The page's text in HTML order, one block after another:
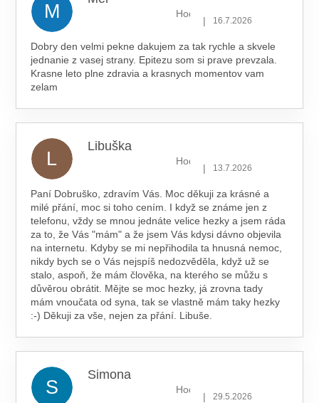
M Hodnocení obchodu je 5 z 5
| 16.7.2026
Dobry den velmi pekne dakujem za tak rychle a skvele
jednanie z vasej strany. Epitezu som si prave prevzala.
Krasne leto plne zdravia a krasnych momentov vam
zelam
L
Libuška
Hodnocení obchodu je 5 z 5
| 13.7.2026
Paní Dobruško, zdravím Vás. Moc děkuji za krásné a
milé přání, moc si toho cením. I když se známe jen z
telefonu, vždy se mnou jednáte velice hezky a jsem ráda
za to, že Vás "mám" a že jsem Vás kdysi dávno objevila
na internetu. Kdyby se mi nepřihodila ta hnusná nemoc,
nikdy bych se o Vás nejspíš nedozvěděla, když už se
stalo, aspoň, že mám člověka, na kterého se můžu s
důvěrou obrátit. Mějte se moc hezky, já zrovna tady
mám vnoučata od syna, tak se vlastně mám taky hezky
:-) Děkuji za vše, nejen za přání. Libuše.
S
Simona
Hodnocení obchodu je 5 z 5
| 29.5.2026